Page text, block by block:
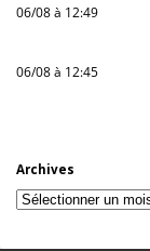
06/08 à 12:49
06/08 à 12:45
Archives
Archives